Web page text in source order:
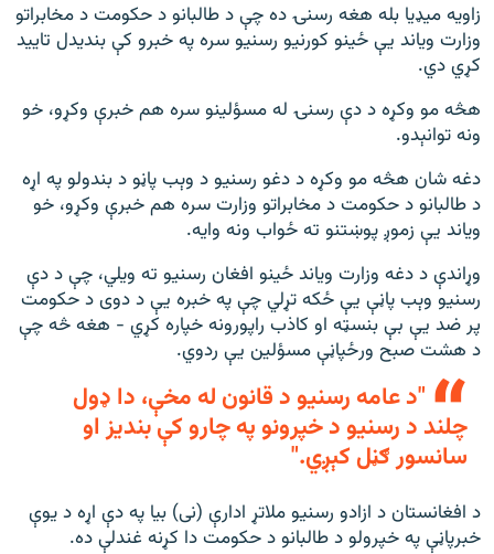
زاویه میډیا بله هغه رسنۍ ده چې د طالبانو د حکومت د مخابراتو
وزارت ویاند یې ځینو کورنیو رسنیو سره په خبرو کې بندیدل تایید
کړي دي.
هڅه مو وکړه د دې رسنۍ له مسؤلینو سره هم خبرې وکړو، خو
ونه توانېدو.
دغه شان هڅه مو وکړه د دغو رسنیو د وېب پاڼو د بندولو په اړه
د طالبانو د حکومت د مخابراتو وزارت سره هم خبرې وکړو، خو
ویاند یې زموږ پوښتنو ته ځواب ونه وایه.
وړاندې د دغه وزارت ویاند ځینو افغان رسنیو ته ویلي، چې د دې
رسنیو وېب پاڼې یې ځکه تړلي چې په خبره یې د دوی د حکومت
پر ضد یې بې بنسټه او کاذب راپورونه خپاره کړي - هغه څه چې
د هشت صبح ورځپاڼې مسؤلین یې ردوي.
"د عامه رسنیو د قانون له مخې، دا ډول
چلند د رسنیو د خپرونو په چارو کې بندیز او
سانسور ګڼل کېږي."
د افغانستان د ازادو رسنیو ملاتړ ادارې (نی) بیا په دې اړه د یوې
خبرپاڼې په خپرولو د طالبانو د حکومت دا کړنه غندلې ده.